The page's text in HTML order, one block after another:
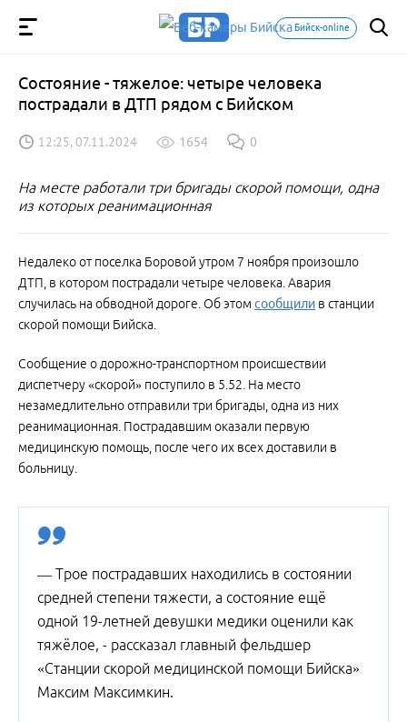
Бийск-online
Состояние - тяжелое: четыре человека
пострадали в ДТП рядом с Бийском
12:25, 07.11.2024 1654 0
На месте работали три бригады скорой помощи, одна
из которых реанимационная
Недалеко от поселка Боровой утром 7 ноября произошло
ДТП, в котором пострадали четыре человека. Авария
случилась на обводной дороге. Об этом сообщили в станции
скорой помощи Бийска.
Сообщение о дорожно-транспортном происшествии
диспетчеру «скорой» поступило в 5.52. На место
незамедлительно отправили три бригады, одна из них
реанимационная. Пострадавшим оказали первую
медицинскую помощь, после чего их всех доставили в
больницу.
— Трое пострадавших находились в состоянии
средней степени тяжести, а состояние ещё
одной 19-летней девушки медики оценили как
тяжёлое, - рассказал главный фельдшер
«Станции скорой медицинской помощи Бийска»
Максим Максимкин.